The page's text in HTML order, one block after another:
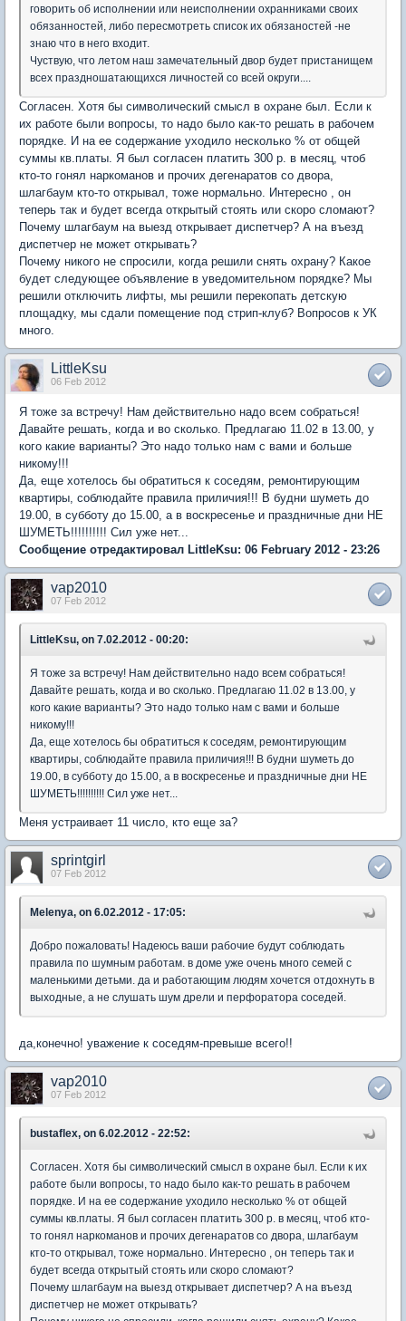
говорить об исполнении или неисполнении охранниками своих
обязанностей, либо пересмотреть список их обязаностей -не
знаю что в него входит.
Чуствую, что летом наш замечательный двор будет пристанищем
всех праздношатающихся личностей со всей округи....
Согласен. Хотя бы символический смысл в охране был. Если к
их работе были вопросы, то надо было как-то решать в рабочем
порядке. И на ее содержание уходило несколько % от общей
суммы кв.платы. Я был согласен платить 300 р. в месяц, чтоб
кто-то гонял наркоманов и прочих дегенаратов со двора,
шлагбаум кто-то открывал, тоже нормально. Интересно , он
теперь так и будет всегда открытый стоять или скоро сломают?
Почему шлагбаум на выезд открывает диспетчер? А на въезд
диспетчер не может открывать?
Почему никого не спросили, когда решили снять охрану? Какое
будет следующее объявление в уведомительном порядке? Мы
решили отключить лифты, мы решили перекопать детскую
площадку, мы сдали помещение под стрип-клуб? Вопросов к УК
много.
LittleKsu
06 Feb 2012
Я тоже за встречу! Нам действительно надо всем собраться!
Давайте решать, когда и во сколько. Предлагаю 11.02 в 13.00, у
кого какие варианты? Это надо только нам с вами и больше
никому!!!
Да, еще хотелось бы обратиться к соседям, ремонтирующим
квартиры, соблюдайте правила приличия!!! В будни шуметь до
19.00, в субботу до 15.00, а в воскресенье и праздничные дни НЕ
ШУМЕТЬ!!!!!!!!!! Сил уже нет...
Сообщение отредактировал LittleKsu: 06 February 2012 - 23:26
vap2010
07 Feb 2012
LittleKsu, on 7.02.2012 - 00:20:
Я тоже за встречу! Нам действительно надо всем собраться!
Давайте решать, когда и во сколько. Предлагаю 11.02 в 13.00, у
кого какие варианты? Это надо только нам с вами и больше
никому!!!
Да, еще хотелось бы обратиться к соседям, ремонтирующим
квартиры, соблюдайте правила приличия!!! В будни шуметь до
19.00, в субботу до 15.00, а в воскресенье и праздничные дни НЕ
ШУМЕТЬ!!!!!!!!!! Сил уже нет...
Меня устраивает 11 число, кто еще за?
sprintgirl
07 Feb 2012
Melenya, on 6.02.2012 - 17:05:
Добро пожаловать! Надеюсь ваши рабочие будут соблюдать
правила по шумным работам. в доме уже очень много семей с
маленькими детьми. да и работающим людям хочется отдохнуть в
выходные, а не слушать шум дрели и перфоратора соседей.
да,конечно! уважение к соседям-превыше всего!!
vap2010
07 Feb 2012
bustaflex, on 6.02.2012 - 22:52:
Согласен. Хотя бы символический смысл в охране был. Если к их
работе были вопросы, то надо было как-то решать в рабочем
порядке. И на ее содержание уходило несколько % от общей
суммы кв.платы. Я был согласен платить 300 р. в месяц, чтоб кто-
то гонял наркоманов и прочих дегенаратов со двора, шлагбаум
кто-то открывал, тоже нормально. Интересно , он теперь так и
будет всегда открытый стоять или скоро сломают?
Почему шлагбаум на выезд открывает диспетчер? А на въезд
диспетчер не может открывать?